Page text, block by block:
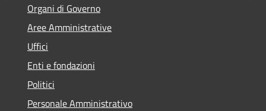
Organi di Governo
Aree Amministrative
Uffici
Enti e fondazioni
Politici
Personale Amministrativo